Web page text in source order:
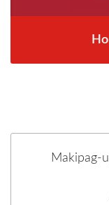
Makipag-